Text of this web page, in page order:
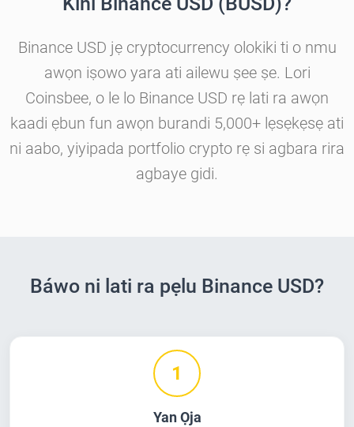
Binance USD jẹ cryptocurrency olokiki ti o nmu
awọn iṣowo yara ati ailewu ṣee ṣe. Lori
Coinsbee, o le lo Binance USD rẹ lati ra awọn
kaadi ẹbun fun awọn burandi 5,000+ lẹsẹkẹsẹ ati
ni aabo, yiyipada portfolio crypto rẹ si agbara rira
agbaye gidi.
Báwo ni lati ra pẹlu Binance USD?
1
Yan Ọja